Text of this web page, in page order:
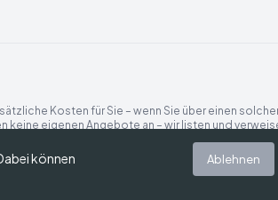
Kosten für Sie – wenn Sie über einen
eigenen Angebote an – wir listen und
Unterstützung durch diese Links hilft uns,
können
Ablehnen